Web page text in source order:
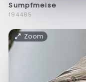
Sumpfmeise
f94485
Zoom